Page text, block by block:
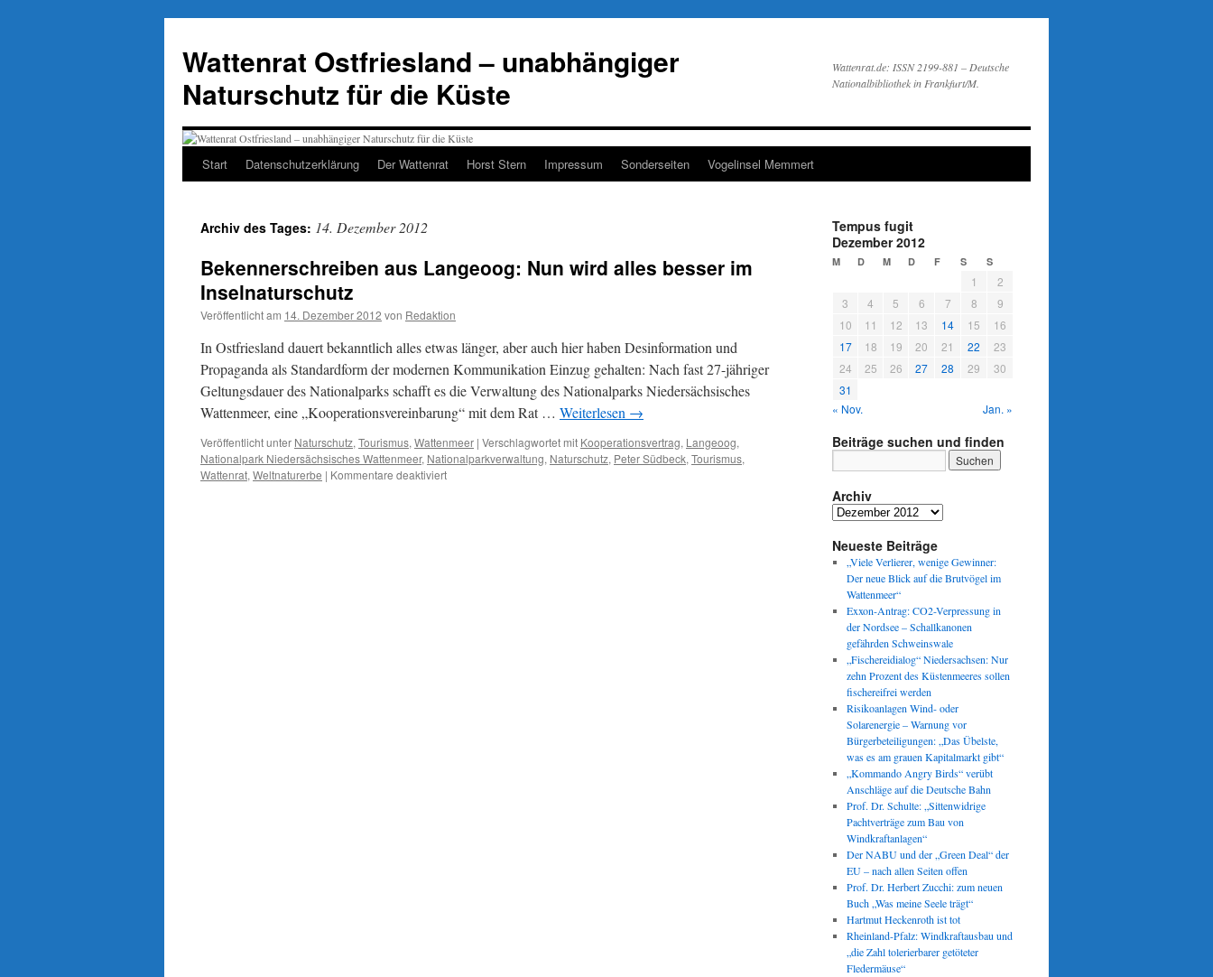
springen
Wattenrat Ostfriesland – unabhängiger
Naturschutz für die Küste
Wattenrat.de: ISSN 2199-881 – Deutsche
Nationalbibliothek in Frankfurt/M.
Start Datenschutzerklärung Der Wattenrat Horst Stern Impressum Sonderseiten Vogelinsel Memmert
Archiv des Tages: 14. Dezember 2012
Bekennerschreiben aus Langeoog: Nun wird alles besser im
Inselnaturschutz
Veröffentlicht am 14. Dezember 2012 von Redaktion
In Ostfriesland dauert bekanntlich alles etwas länger, aber auch hier haben Desinformation und
Propaganda als Standardform der modernen Kommunikation Einzug gehalten: Nach fast 27-jähriger
Geltungsdauer des Nationalparks schafft es die Verwaltung des Nationalparks Niedersächsisches
Wattenmeer, eine „Kooperationsvereinbarung“ mit dem Rat … Weiterlesen →
Veröffentlicht unter Naturschutz, Tourismus, Wattenmeer | Verschlagwortet mit Kooperationsvertrag, Langeoog,
Nationalpark Niedersächsisches Wattenmeer, Nationalparkverwaltung, Naturschutz, Peter Südbeck, Tourismus,
Wattenrat, Weltnaturerbe | Kommentare deaktiviertfür
Tempus fugit
Dezember 2012
M D M D F S S
1
2
3
4 5 6 7 8
9
10
11 12 13 14 15
16
17
18 19 20 21 22
23
24
25 26 27 28 29
30
31
« Nov.
Jan. »
Beiträge suchen und finden
Archiv
Archiv
Neueste Beiträge
„Viele Verlierer, wenige Gewinner:
Der neue Blick auf die Brutvögel im
Wattenmeer“
Exxon-Antrag: CO2-Verpressung in
der Nordsee – Schallkanonen
gefährden Schweinswale
„Fischereidialog“ Niedersachsen: Nur
zehn Prozent des Küstenmeeres sollen
fischereifrei werden
Risikoanlagen Wind- oder
Solarenergie – Warnung vor
Bürgerbeteiligungen: „Das Übelste,
was es am grauen Kapitalmarkt gibt“
„Kommando Angry Birds“ verübt
Anschläge auf die Deutsche Bahn
Prof. Dr. Schulte: „Sittenwidrige
Pachtverträge zum Bau von
Windkraftanlagen“
Der NABU und der „Green Deal“ der
EU – nach allen Seiten offen
Prof. Dr. Herbert Zucchi: zum neuen
Buch „Was meine Seele trägt“
Hartmut Heckenroth ist tot
Rheinland-Pfalz: Windkraftausbau und
„die Zahl tolerierbarer getöteter
Fledermäuse“